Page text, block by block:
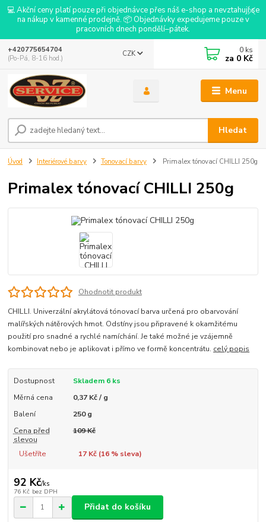
💻 Akční ceny platí pouze při objednávce přes náš e-shop a nevztahují se
na nákup v kamenné prodejně. 📦 Objednávky expedujeme pouze v
pracovních dnech pondělí–pátek.
Menu
CZK
Hledat
+420775654704
(Po-Pá, 8-16 hod.)
0 ks
za 0 Kč
Úvod Interiérové barvy Tonovací barvy Primalex tónovací CHILLI 250g
Primalex tónovací CHILLI 250g
Ohodnotit produkt
CHILLI. Univerzální akrylátová tónovací barva určená pro obarvování
malířských nátěrových hmot. Odstíny jsou připravené k okamžitému
použití pro snadné a rychlé namíchání. Je také možné je vzájemně
kombinovat nebo je aplikovat i přímo ve formě koncentrátu. celý popis
Dostupnost
Skladem 6 ks
Měrná cena
0,37 Kč / g
Balení
250 g
Cena před
slevou
109 Kč
Ušetříte 17 Kč (16% sleva)
92 Kč/ks
76 Kč bez DPH
Přidat do košíku